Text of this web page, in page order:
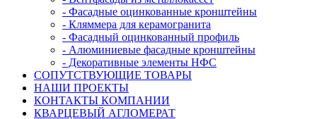
- Фасадные оцинкованные кронштейны
- Кляммера для керамогранита
- Фасадный оцинкованный профиль
- Алюминиевые фасадные кронштейны
- Декоративные элементы НФС
СОПУТСТВУЮЩИЕ ТОВАРЫ
НАШИ ПРОЕКТЫ
КОНТАКТЫ КОМПАНИИ
КВАРЦЕВЫЙ АГЛОМЕРАТ